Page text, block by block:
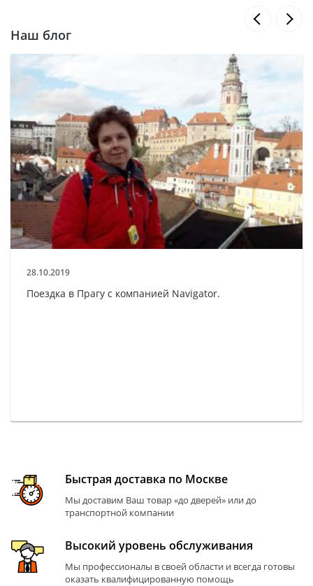
Наш блог
28.10.2019
Поездка в Прагу с компанией Navigator.
Быстрая доставка по Москве
Мы доставим Ваш товар «до дверей» или до
транспортной компании
Высокий уровень обслуживания
Мы профессионалы в своей области и всегда готовы
оказать квалифицированную помощь